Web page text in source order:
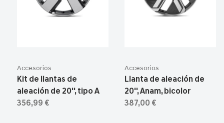
Accesorios
Kit de llantas de
aleación de 20'', tipo A
356,99 €
Accesorios
Llanta de aleación de
20'', Anam, bicolor
387,00 €